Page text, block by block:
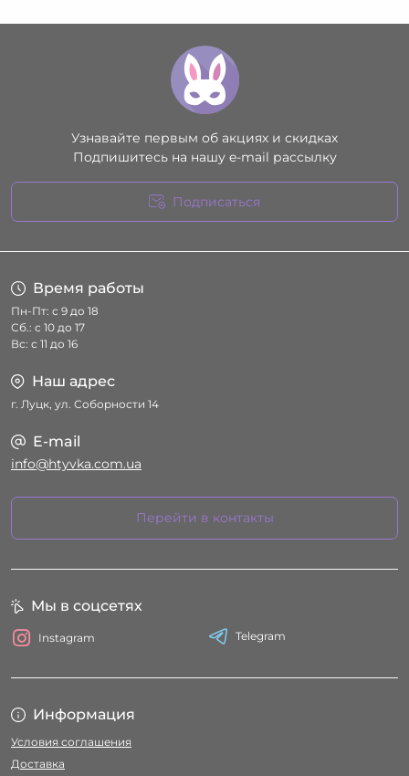
Узнавайте первым об акциях и скидках
Подпишитесь на нашу e-mail рассылку
Подписаться
Время работы
Пн-Пт: с 9 до 18
Сб.: с 10 до 17
Вс: с 11 до 16
Наш адрес
г. Луцк, ул. Соборности 14
E-mail
info@htyvka.com.ua
Перейти в контакты
Информация
Условия соглашения
Доставка
Мы в соцсетях
Instagram Telegram